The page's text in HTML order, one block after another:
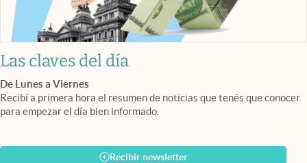
Las claves del día
De Lunes a Viernes
Recibí a primera hora el resumen de noticias que tenés que conocer
para empezar el día bien informado.
Recibir newsletter